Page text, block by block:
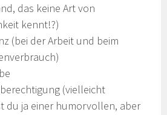
das keine Art von
kennt!?)
(bei der Arbeit und beim
(vielleicht
du ja einer humorvollen, aber